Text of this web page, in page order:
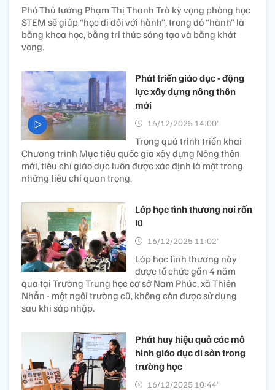
Phó Thủ tướng Phạm Thị Thanh Trà kỳ vọng phòng học
STEM sẽ giúp “học đi đôi với hành”, trong đó “hành” là
bằng khoa học, bằng tri thức sáng tạo và bằng khát
vọng.
Phát triển giáo dục - động
lực xây dựng nông thôn
mới
16/12/2025 14:00’
Trong quá trình triển khai
Chương trình Mục tiêu quốc gia xây dựng Nông thôn
mới, tiêu chí giáo dục luôn được xác định là một trong
những tiêu chí quan trọng.
Lớp học tình thương nơi rốn
lũ
16/12/2025 11:02’
Lớp học tình thương này
được tổ chức gần 4 năm
qua tại Trường Trung học cơ sở Nam Phúc, xã Thiên
Nhẫn - một ngôi trường cũ, không còn được sử dụng
sau khi sáp nhập.
Phát huy hiệu quả các mô
hình giáo dục di sản trong
trường học
16/12/2025 10:44’